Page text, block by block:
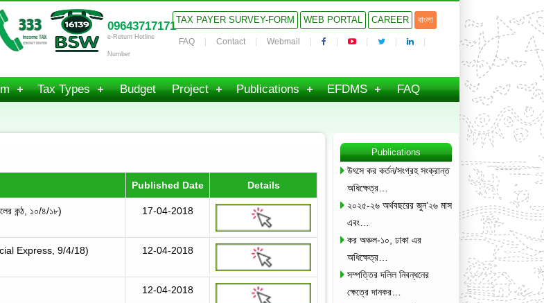
09643717171
e-Return Hotline
Number
TAX PAYER SURVEY-FORM WEB PORTAL CAREER বাংলা
FAQ Contact Webmail
Tax Types Budget Project Publications EFDMS FAQ
Published Date Details
কন্ঠ, ১০/৪/১৮) 17-04-2018
Express, 9/4/18) 12-04-2018
12-04-2018
Publications
উৎসে কর কর্তন/সংগ্রহ সংক্রান্ত
অধিক্ষেত্র…
২০২৫-২৬ অর্থবছরের জুন’২৬ মাস
এবং…
কর অঞ্চল-১০, ঢাকা এর
অধিক্ষেত্র…
সম্পত্তির দলিল নিবন্ধনের
ক্ষেত্রে দানকর…